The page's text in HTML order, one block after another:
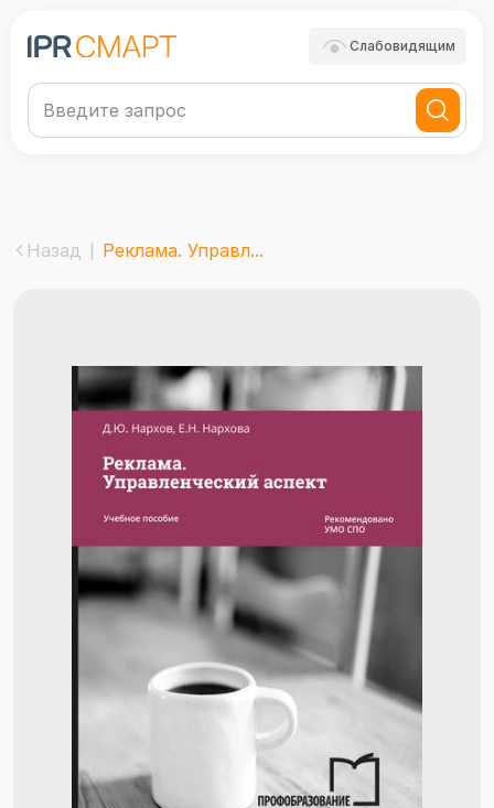
Слабовидящим
Назад Реклама. Управл...